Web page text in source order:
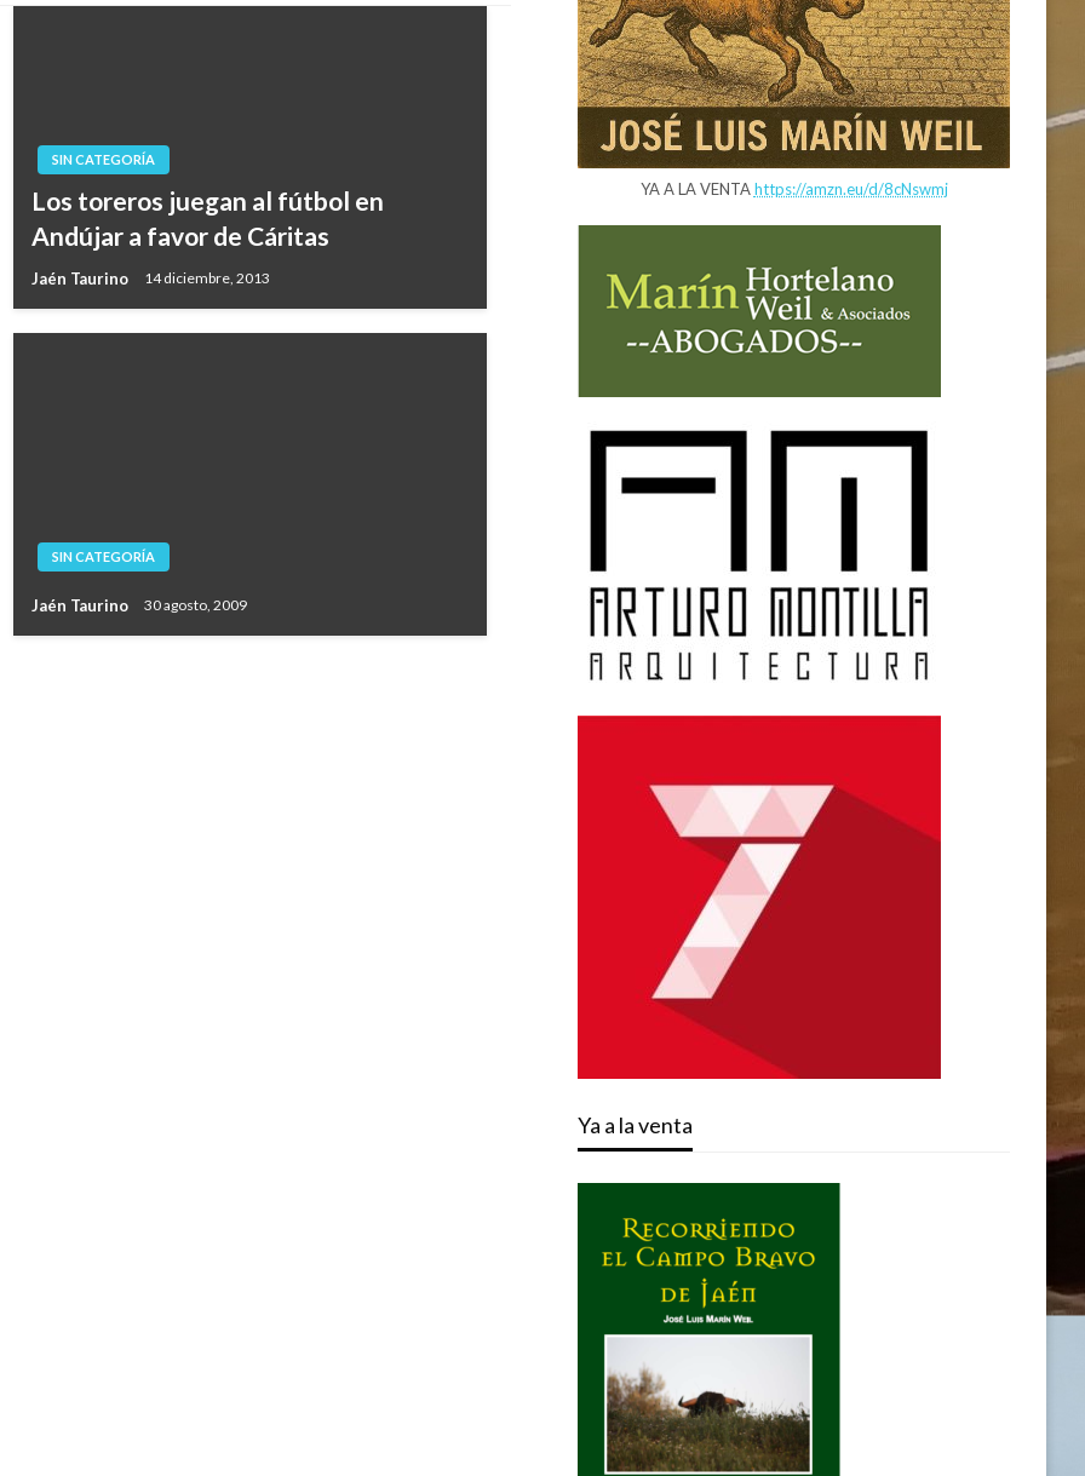
SIN CATEGORÍA
Los toreros juegan al fútbol en
Andújar a favor de Cáritas
Jaén Taurino 14 diciembre, 2013
SIN CATEGORÍA
Jaén Taurino 30 agosto, 2009
YA A LA VENTAhttps://amzn.eu/d/8cNswmj
Ya a la venta